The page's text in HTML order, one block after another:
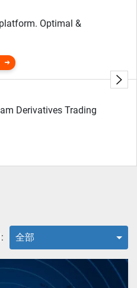
Optimal &
Derivatives Trading
全部